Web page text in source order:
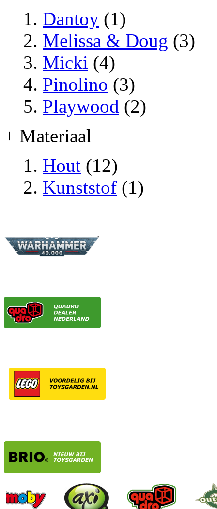
Dantoy (1)
Melissa & Doug (3)
Micki (4)
Pinolino (3)
Playwood (2)
+ Materiaal
Hout (12)
Kunststof (1)